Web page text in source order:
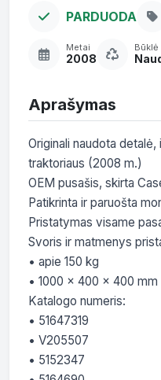
PARDUODA
Metai
2008
Būklė
Aprašymas
Originali naudota
traktoriaus (2008 m.)
OEM pusašis, skirta
Patikrinta ir paruošta
Pristatymas visame
Svoris ir matmenys
• apie 150 kg
• 1000 x 400 x 400 mm
Katalogo numeris:
• 51647319
• V205507
• 5152347